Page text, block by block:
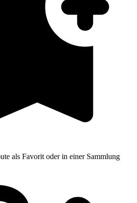
als Favorit oder in einer Sammlung